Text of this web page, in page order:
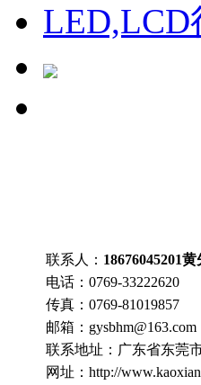
LED,LCD
联系人： 18676045201黄
电话： 0769-33222620
传真： 0769-81019857
邮箱： gysbhm@163.com
联系地址： 广东省东莞
网址：http://www.